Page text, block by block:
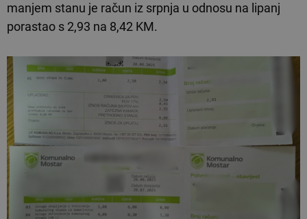
manjem stanu je račun iz srpnja u odnosu na lipanj
porastao s 2,93 na 8,42 KM.